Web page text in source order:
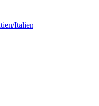
Italien